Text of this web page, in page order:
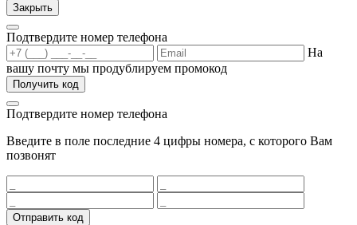
Закрыть
Подтвердите номер телефона
На
вашу почту мы продублируем промокод
Получить код
Подтвердите номер телефона
Введите в поле последние 4 цифры номера, с которого Вам
позвонят
Отправить код